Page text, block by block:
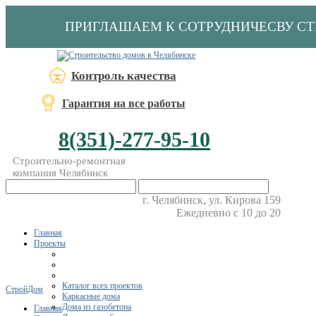
ПРИГЛАШАЕМ К СОТРУДНИЧЕСВУ
Контроль качества
Гарантия на все работы
8(351)-277-95-10
Строительно-ремонтная
компания Челябинск
г. Челябинск, ул. Кирова 159
Ежедневно с 10 до 20
Главная
Проекты
Каталог всех проектов
Каркасные дома
Дома из газобетона
СтройДом
Главная